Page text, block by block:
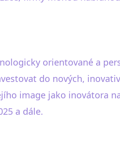
orientované a
do nových,
image jako inovátora
a dále.